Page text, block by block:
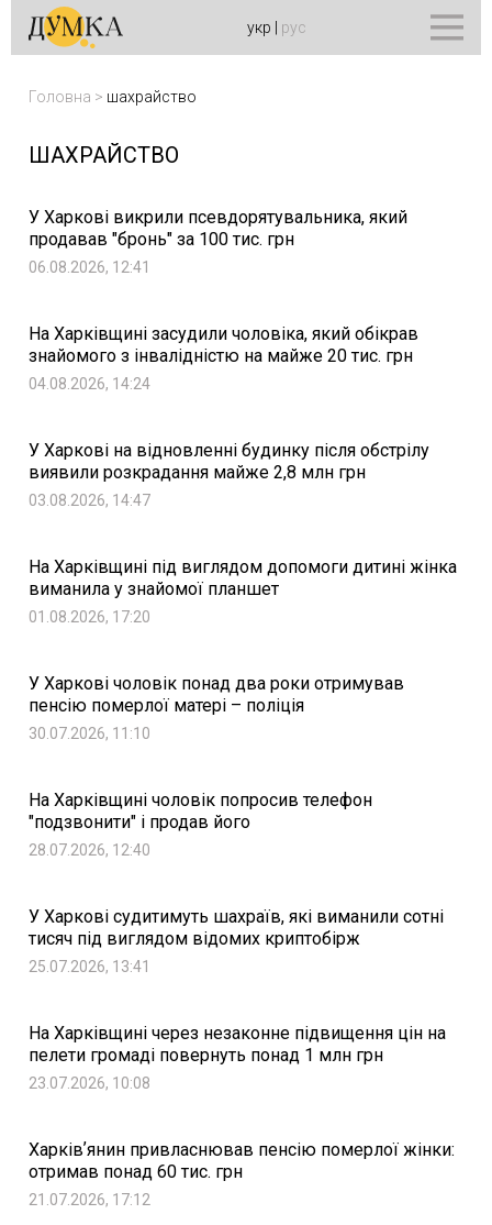
укр рус
Головна > шахрайство
ШАХРАЙСТВО
У Харкові викрили псевдорятувальника, який
продавав "бронь" за 100 тис. грн
06.08.2026, 12:41
На Харківщині засудили чоловіка, який обікрав
знайомого з інвалідністю на майже 20 тис. грн
04.08.2026, 14:24
У Харкові на відновленні будинку після обстрілу
виявили розкрадання майже 2,8 млн грн
03.08.2026, 14:47
На Харківщині під виглядом допомоги дитині жінка
виманила у знайомої планшет
01.08.2026, 17:20
У Харкові чоловік понад два роки отримував
пенсію померлої матері – поліція
30.07.2026, 11:10
На Харківщині чоловік попросив телефон
"подзвонити" і продав його
28.07.2026, 12:40
У Харкові судитимуть шахраїв, які виманили сотні
тисяч під виглядом відомих криптобірж
25.07.2026, 13:41
На Харківщині через незаконне підвищення цін на
пелети громаді повернуть понад 1 млн грн
23.07.2026, 10:08
Харківʼянин привласнював пенсію померлої жінки:
отримав понад 60 тис. грн
21.07.2026, 17:12